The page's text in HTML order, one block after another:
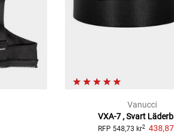
Vanucci
VXA-7 , Svart
RFP 548,73 kr2